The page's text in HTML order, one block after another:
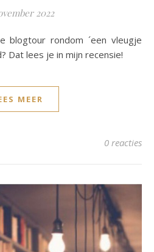
2022
Dat lees je in mijn recensie!
MEER
0 reacties